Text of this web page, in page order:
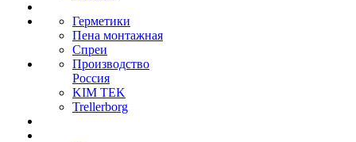
Герметики
Пена монтажная
Спреи
Производство
Россия
KIM TEK
Trellerborg